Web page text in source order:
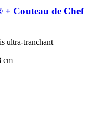
Couteau de Chef
ultra-tranchant
cm